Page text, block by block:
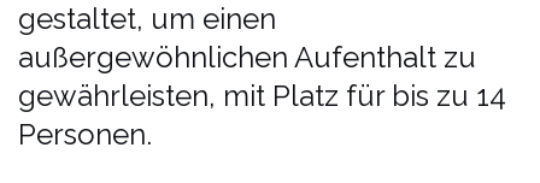
gestaltet, um einen
außergewöhnlichen Aufenthalt zu
gewährleisten, mit Platz für bis zu 14
Personen.